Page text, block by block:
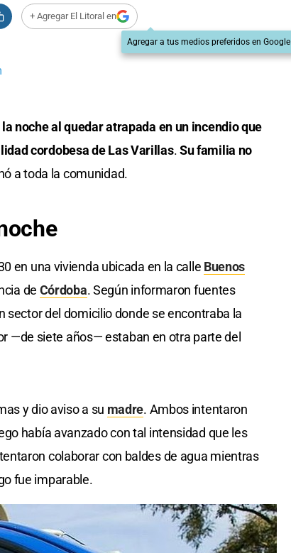
+ Agregar El Litoral en
Agregar a tus medios preferidos en Google
noche al quedar atrapada en un incendio que
cordobesa de Las Varillas.Su familia no
a toda la comunidad.
en una vivienda ubicada en la calle Buenos
de Córdoba. Según informaron fuentes
sector del domicilio donde se encontraba la
—de siete años— estaban en otra parte del
y dio aviso a su madre. Ambos intentaron
había avanzado con tal intensidad que les
colaborar con baldes de agua mientras
fue imparable.